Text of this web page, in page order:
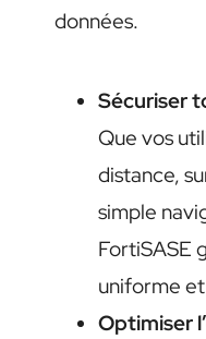
données.
Sécuriser
Que vos
distance,
simple
FortiSASE
uniforme
Optimiser